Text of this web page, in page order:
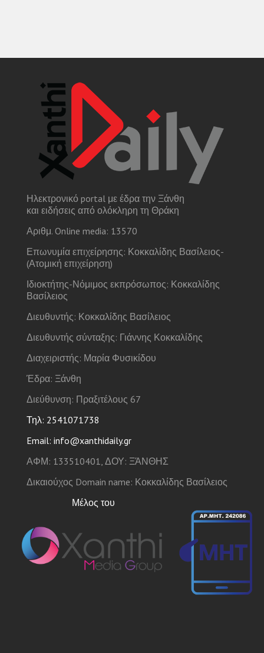
Ηλεκτρονικό portal με έδρα την Ξάνθη
και ειδήσεις από ολόκληρη τη Θράκη
Αριθμ. Online media: 13570
Επωνυμία επιχείρησης: Κοκκαλίδης Βασίλειος-
(Ατομική επιχείρηση)
Ιδιοκτήτης-Νόμιμος εκπρόσωπος: Κοκκαλίδης
Βασίλειος
Διευθυντής: Κοκκαλίδης Βασίλειος
Διευθυντής σύνταξης: Γιάννης Κοκκαλίδης
Διαχειριστής: Μαρία Φυσικίδου
Έδρα: Ξάνθη
Διεύθυνση: Πραξιτέλους 67
Τηλ: 2541071738
Email: info@xanthidaily.gr
ΑΦΜ: 133510401, ΔΟΥ: ΞΆΝΘΗΣ
Δικαιούχος Domain name: Κοκκαλίδης Βασίλειος
Μέλος του